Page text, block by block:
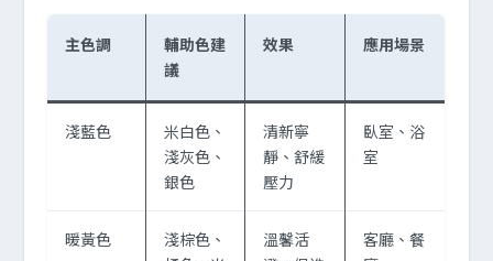
主色調
輔助色建
議
效果 應用場景
淺藍色
米白色、
淺灰色、
銀色
清新寧
靜、舒緩
壓力
臥室、浴
室
暖黃色
淺棕色、
溫馨活
客廳、餐